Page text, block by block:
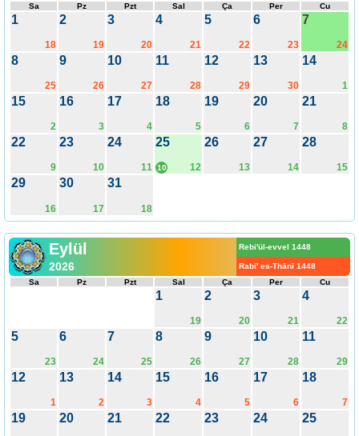
Sa
Pz Pzt Sal Ça Per Cu
1
18
2
19
3
20
4
21
5
22
6
23
7
24
8
25
9
26
10
27
11
28
12
29
13
30
14
1
15
2
16
3
17
4
18
5
19
6
20
7
21
8
22
9
23
10
24
11
25
12
10
26
13
27
14
28
15
29
16
30
17
31
18
Eylül
2026
Rebi'ül-evvel 1448
Rabi' es-Thānī 1448
Sa
Pz Pzt Sal Ça Per Cu
1
19
2
20
3
21
4
22
5
23
6
24
7
25
8
26
9
27
10
28
11
29
12
1
13
2
14
3
15
4
16
5
17
6
18
7
19 20 21 22 23 24 25